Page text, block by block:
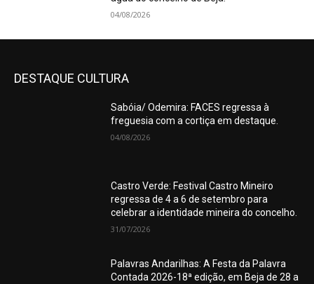
04/08/2026
DESTAQUE CULTURA
Sabóia/ Odemira: FACES regressa à
freguesia com a cortiça em destaque.
04/08/2026
Castro Verde: Festival Castro Mineiro
regressa de 4 a 6 de setembro para
celebrar a identidade mineira do concelho.
31/07/2026
Palavras Andarilhas: A Festa da Palavra
Contada 2026-18ª edição, em Beja de 28 a